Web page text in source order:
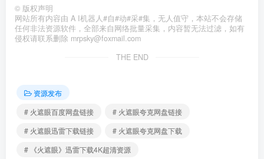
© 版权声明
网站所有内容由 A I机器人#自#动#采#集，无人值守，本站不会存储
任何非法资源软件，全部来自网络批量采集，内容暂无法过滤，如有
侵权请联系删除 mrpsky@foxmail.com
THE END
资源发布
# 火遮眼百度网盘链接
# 火遮眼夸克网盘链接
# 火遮眼迅雷下载链接
# 火遮眼夸克网盘下载
# 《火遮眼》迅雷下载4K超清资源